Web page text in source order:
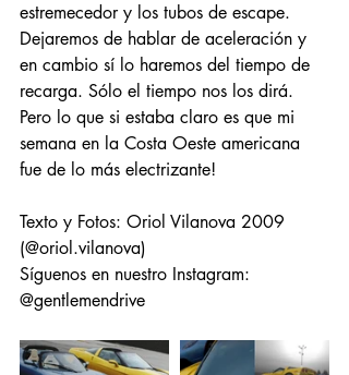
estremecedor y los tubos de escape.
Dejaremos de hablar de aceleración y
en cambio sí lo haremos del tiempo de
recarga. Sólo el tiempo nos los dirá.
Pero lo que si estaba claro es que mi
semana en la Costa Oeste americana
fue de lo más electrizante!
Texto y Fotos: Oriol Vilanova 2009
(@oriol.vilanova)
Síguenos en nuestro Instagram:
@gentlemendrive